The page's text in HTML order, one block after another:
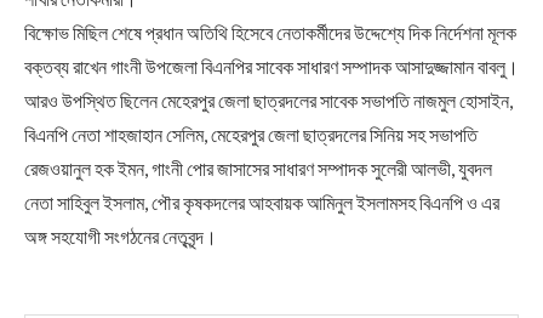
বিক্ষোভ মিছিল শেষে প্রধান অতিথি হিসেবে নেতাকর্মীদের উদ্দেশ্যে দিক নির্দেশনা মূলক
বক্তব্য রাখেন গাংনী উপজেলা বিএনপির সাবেক সাধারণ সম্পাদক আসাদুজ্জামান বাবলু।
আরও উপস্থিত ছিলেন মেহেরপুর জেলা ছাত্রদলের সাবেক সভাপতি নাজমুল হোসাইন,
বিএনপি নেতা শাহজাহান সেলিম, মেহেরপুর জেলা ছাত্রদলের সিনিয় সহ সভাপতি
রেজওয়ানুল হক ইমন, গাংনী পোর জাসাসের সাধারণ সম্পাদক সুলেরী আলভী, যুবদল
নেতা সাহিবুল ইসলাম, পৌর কৃষকদলের আহবায়ক আমিনুল ইসলামসহ বিএনপি ও এর
অঙ্গ সহযোগী সংগঠনের নেতৃবৃন্দ।